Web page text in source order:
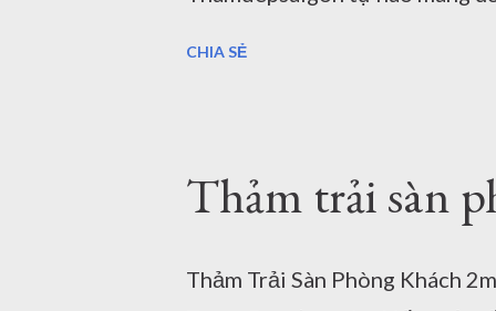
Thamdepsaigon? Thảm trải
kích thước phổ biến nhất được
hiện đại. Với kích thước này,
CHIA SẺ
Thảm trải sàn
Thảm Trải Sàn Phòng Khách